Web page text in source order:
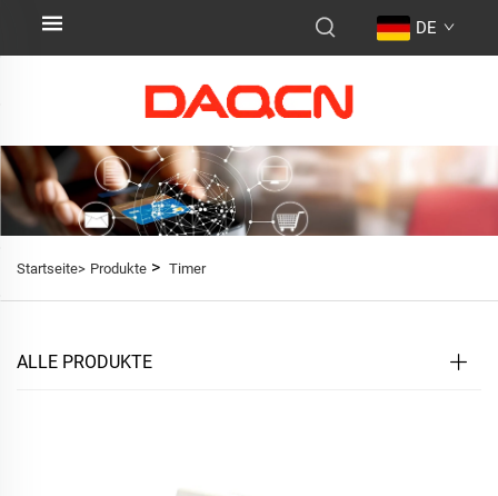
DE
Startseite> Produkte > Timer
ALLE PRODUKTE